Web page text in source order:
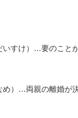
すけ）…要のこと
）…両親の離婚が決